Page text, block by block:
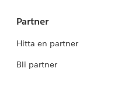
Partner
Hitta en partner
Bli partner